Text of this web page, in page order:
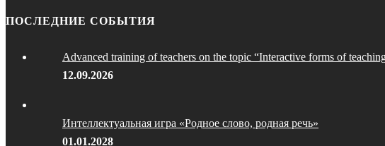
ПОСЛЕДНИЕ СОБЫТИЯ
Advanced training of teachers on the topic “Interactive forms of
12.09.2026
Интеллектуальная игра «Родное слово, родная речь»
01.01.2028